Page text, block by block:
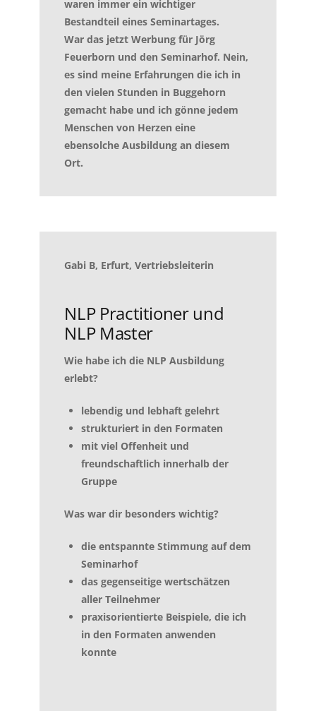
waren immer ein wichtiger
Bestandteil eines Seminartages.
War das jetzt Werbung für Jörg
Feuerborn und den Seminarhof. Nein,
es sind meine Erfahrungen die ich in
den vielen Stunden in Buggehorn
gemacht habe und ich gönne jedem
Menschen von Herzen eine
ebensolche Ausbildung an diesem
Ort.
Gabi B, Erfurt, Vertriebsleiterin
NLP Practitioner und
NLP Master
Wie habe ich die NLP Ausbildung
erlebt?
lebendig und lebhaft gelehrt
strukturiert in den Formaten
mit viel Offenheit und
freundschaftlich innerhalb der
Gruppe
Was war dir besonders wichtig?
die entspannte Stimmung auf dem
Seminarhof
das gegenseitige wertschätzen
aller Teilnehmer
praxisorientierte Beispiele, die ich
in den Formaten anwenden
konnte